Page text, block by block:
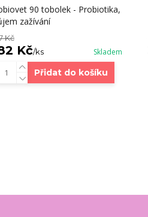
90 tobolek - Probiotika,
zažívání
Kč
Kč/ks Skladem
Přidat do košíku